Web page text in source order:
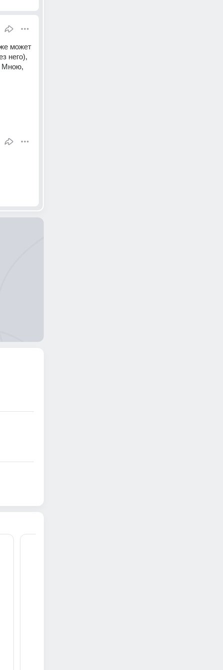
может
него),
Мною,